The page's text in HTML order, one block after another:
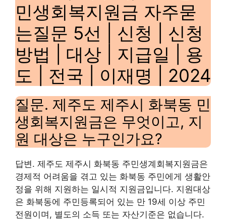
민생회복지원금 자주묻
는질문 5선 | 신청 | 신청
방법 | 대상 | 지급일 | 용
도 | 전국 | 이재명 | 2024
질문. 제주도 제주시 화북동 민
생회복지원금은 무엇이고, 지
원 대상은 누구인가요?
답변. 제주도 제주시 화북동 주민생계회복지원금은
경제적 어려움을 겪고 있는 화북동 주민에게 생활안
정을 위해 지원하는 일시적 지원금입니다. 지원대상
은 화북동에 주민등록되어 있는 만 19세 이상 주민
전원이며, 별도의 소득 또는 자산기준은 없습니다.